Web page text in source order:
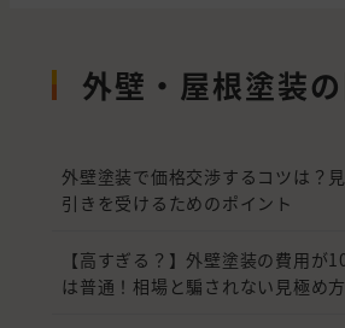
外壁・屋根塗装
外壁塗装で価格交渉するコツは？
引きを受けるためのポイント
【高すぎる？】外壁塗装の費用が
は普通！相場と騙されない見極め